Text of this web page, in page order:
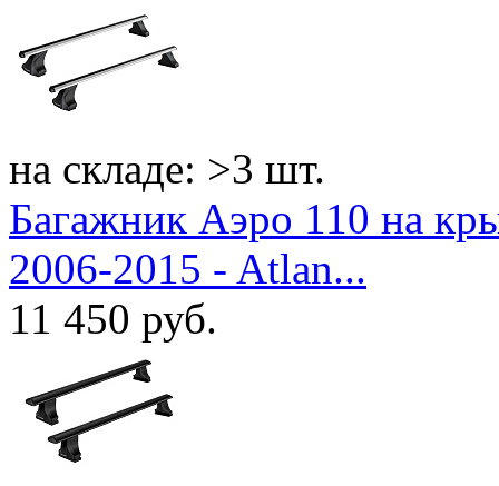
на складе: >3 шт.
Багажник Аэро 110 на
2006-2015 - Atlan...
11 450 руб.